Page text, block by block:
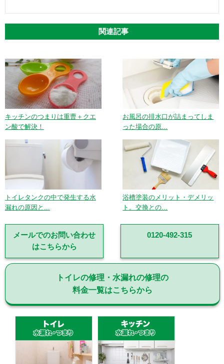
関連記事
キッチンのつまりは重曹＋クエ
ン酸で解決！
お風呂の排水口が詰まってしま
った場合の原...
トイレタンクの中で発生する水
漏れの原因と...
浴槽塗装のメリット・デメリッ
ト。交換との...
メールでのお問い合わせ
はこちらから
0120-492-315
トイレの修理・水漏れの修理の
料金一覧はこちらから